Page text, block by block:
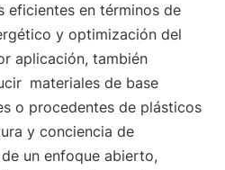
eficientes en términos de
y optimización del
aplicación, también
materiales de base
o procedentes de plásticos
y conciencia de
un enfoque abierto,